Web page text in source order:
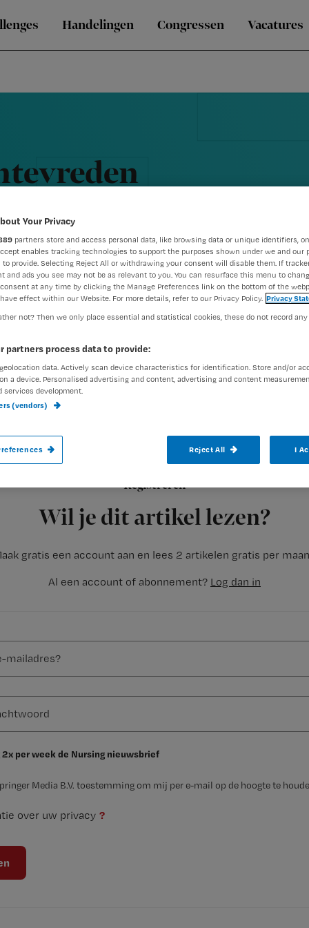
Handelingen Congressen Vacatures
Registreren
Wil je dit artikel lezen?
gratis een account aan en lees 2 artikelen gratis per
Al een account of abonnement? Log dan in
2x per week de Nursing nieuwsbrief
Media B.V. toestemming om mij per e-mail op de hoogte te
over uw privacy ?
‘Ik moet hier om 9 uur zijn voor mijn
geholpen, kan ik voortaan net zo goed
Your Privacy
partners store and access personal data, like browsing data or unique identifiers,
enables tracking technologies to support the purposes shown under we and our
to provide. Selecting Reject All or withdrawing your consent will disable them. If
and ads you see may not be as relevant to you. You can resurface this menu to
at any time by clicking the Manage Preferences link on the bottom of the
effect within our Website. For more details, refer to our Privacy Policy. Privacy
not? Then we only place essential and statistical cookies, these do not record
partners process data to provide:
data. Actively scan device characteristics for identification. Store and/or
a device. Personalised advertising and content, advertising and content
services development.
(vendors)
Reject All I